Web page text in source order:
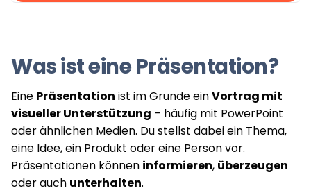
Was ist eine Präsentation?
Eine Präsentation ist im Grunde einVortrag mit
visueller Unterstützung – häufig mit PowerPoint
oder ähnlichen Medien. Du stellst dabei ein Thema,
eine Idee, ein Produkt oder eine Person vor.
Präsentationen können informieren, überzeugen
oder auch unterhalten.